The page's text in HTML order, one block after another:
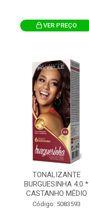
VER PREÇO
TONALIZANTE
BURGUESINHA 4.0 *
CASTANHO MÉDIO
Código: 5083593